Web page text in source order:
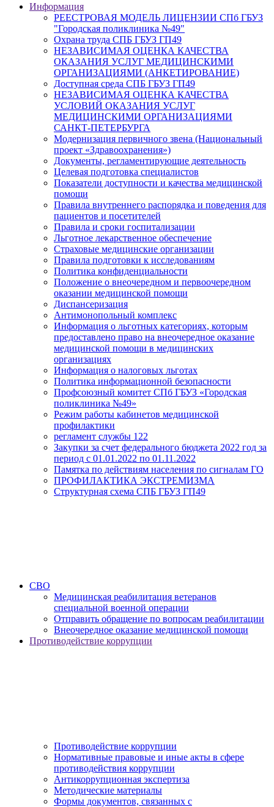
Информация
РЕЕСТРОВАЯ МОДЕЛЬ ЛИЦЕНЗИИ СПб ГБУЗ
"Городская поликлиника №49"
Охрана труда СПБ ГБУЗ ГП49
НЕЗАВИСИМАЯ ОЦЕНКА КАЧЕСТВА
ОКАЗАНИЯ УСЛУГ МЕДИЦИНСКИМИ
ОРГАНИЗАЦИЯМИ (АНКЕТИРОВАНИЕ)
Доступная среда СПБ ГБУЗ ГП49
НЕЗАВИСИМАЯ ОЦЕНКА КАЧЕСТВА
УСЛОВИЙ ОКАЗАНИЯ УСЛУГ
МЕДИЦИНСКИМИ ОРГАНИЗАЦИЯМИ
САНКТ-ПЕТЕРБУРГА
Модернизация первичного звена (Национальный
проект «Здравоохранения»)
Документы, регламентирующие деятельность
Целевая подготовка специалистов
Показатели доступности и качества медицинской
помощи
Правила внутреннего распорядка и поведения для
пациентов и посетителей
Правила и сроки госпитализации
Льготное лекарственное обеспечение
Страховые медицинские организации
Правила подготовки к исследованиям
Политика конфиденциальности
Положение о внеочередном и первоочередном
оказании медицинской помощи
Диспансеризация
Антимонопольный комплекс
Информация о льготных категориях, которым
предоставлено право на внеочередное оказание
медицинской помощи в медицинских
организациях
Информация о налоговых льготах
Политика информационной безопасности
Профсоюзный комитет СПб ГБУЗ «Городская
поликлиника №49»
Режим работы кабинетов медицинской
профилактики
регламент службы 122
Закупки за счет федерального бюджета 2022 год за
период с 01.01.2022 по 01.11.2022
Памятка по действиям населения по сигналам ГО
ПРОФИЛАКТИКА ЭКСТРЕМИЗМА
Структурная схема СПБ ГБУЗ ГП49
СВО
Медицинская реабилитация ветеранов
специальной военной операции
Отправить обращение по вопросам реабилитации
Внеочередное оказание медицинской помощи
Противодействие коррупции
Противодействие коррупции
Нормативные правовые и иные акты в сфере
противодействия коррупции
Антикоррупционная экспертиза
Методические материалы
Формы документов, связанных с